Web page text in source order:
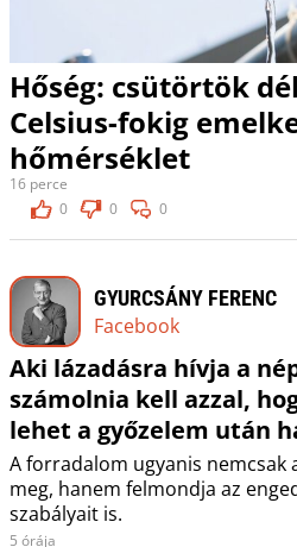
Hőség: csütörtök
Celsius-fokig
hőmérséklet
16 perce
0
0 0
GYURCSÁNY FERENC
Facebook
Aki lázadásra hívja a
számolnia kell azzal,
lehet a győzelem után
A forradalom ugyanis nemcsak
meg, hanem felmondja az
szabályait is.
5 órája